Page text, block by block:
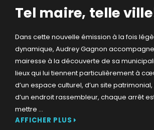
Tel maire, telle
Dans cette nouvelle émission à la fois
dynamique, Audrey Gagnon
mairesse à la découverte de sa
lieux qui lui tiennent particulièrement à
d’un espace culturel, d’un site patrimonial,
d’un endroit rassembleur, chaque arrêt
mettre ...
AFFICHER PLUS